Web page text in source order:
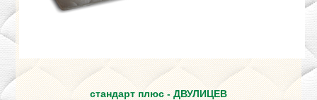
стандарт плюс - ДВУЛИЦЕВ